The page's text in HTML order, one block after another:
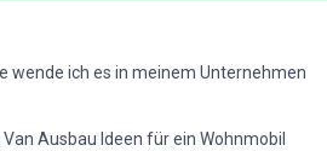
wende ich es in meinem Unternehmen
Ausbau Ideen für ein Wohnmobil